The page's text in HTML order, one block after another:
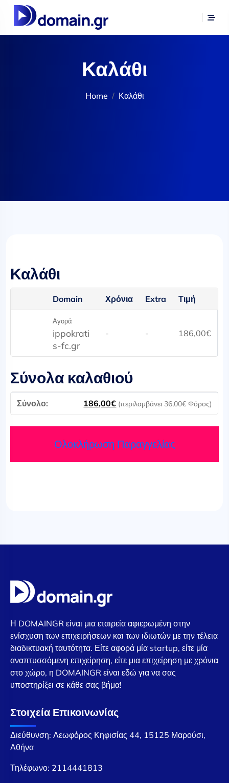
Καλάθι
Home Καλάθι
Καλάθι
Domain Χρόνια Extra Τιμή
Αγορά
ippokrati
s-fc.gr
- - 186,00€
Σύνολα καλαθιού
186,00€ (περιλαμβάνει 36,00€ Φόρος)
Ολοκλήρωση Παραγγελίας
Η DOMAINGR είναι μια εταιρεία αφιερωμένη στην
ενίσχυση των επιχειρήσεων και των ιδιωτών με την τέλεια
διαδικτυακή ταυτότητα. Είτε αφορά μία startup, είτε μία
αναπτυσσόμενη επιχείρηση, είτε μια επιχείρηση με χρόνια
στο χώρο, η DOMAINGR είναι εδώ για να σας
υποστηρίξει σε κάθε σας βήμα!
Στοιχεία Επικοινωνίας
Διεύθυνση: Λεωφόρος Κηφισίας 44, 15125 Μαρούσι,
Αθήνα
Τηλέφωνο: 2114441813